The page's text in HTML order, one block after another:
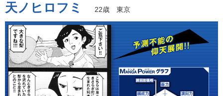
天ノヒロフミ 22歳 東京